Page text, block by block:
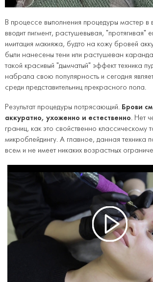
В процессе выполнения процедуры мастер в
вводит пигмент, растушевывая, "протягивая"
имитация макияжа, будто на кожу бровей
были нанесены тени или растушеван
такой красивый "дымчатый" эффект техника
набрала свою популярность и сегодня
среди представительниц прекрасного пола.
Результат процедуры потрясающий. Брови
аккуратно, ухоженно и естественно. Нет
границ, как это свойственно классическому
микроблейдингу. А главное, данная техника
всем и не имеет никаких возрастных